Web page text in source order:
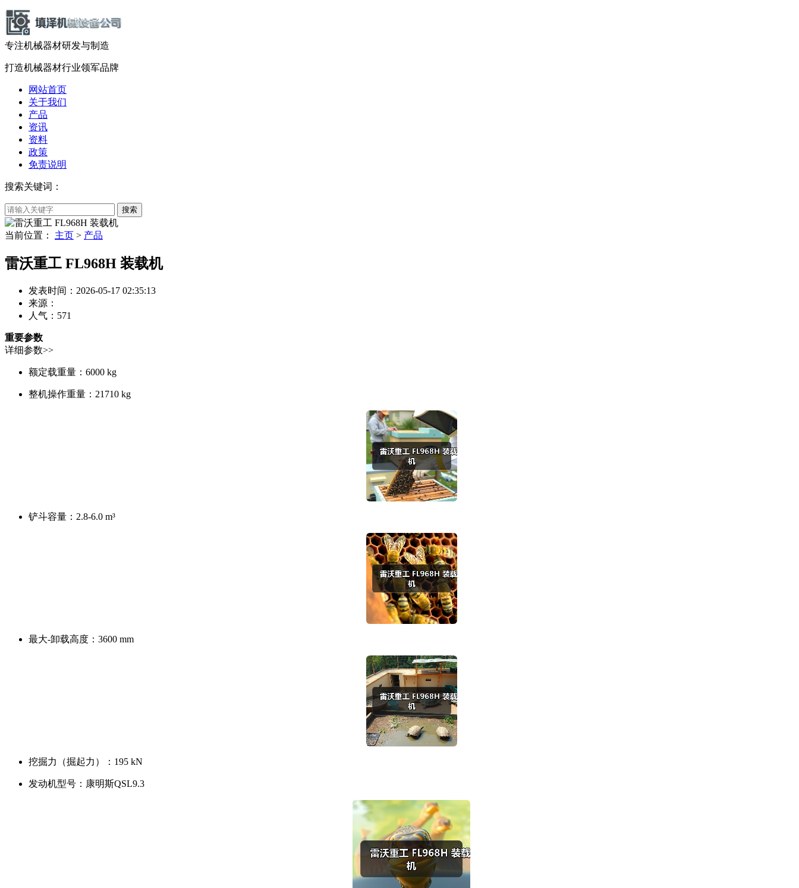
专注机械器材研发与制造
打造机械器材行业领军品牌
网站首页
关于我们
产品
资讯
资料
政策
免责说明
搜索关键词：
当前位置： 主页 > 产品
雷沃重工 FL968H 装载机
发表时间：2026-05-17 02:35:13
来源：
人气： 571
重要参数
详细参数>>
额定载重量： 6000 kg
整机操作重量： 21710 kg
铲斗容量： 2.8-6.0 m³
最大-卸载高度： 3600 mm
挖掘力（掘起力）： 195 kN
发动机型号： 康明斯QSL9.3